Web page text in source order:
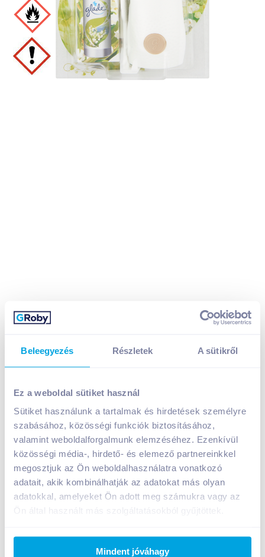
Beleegyezés Részletek A sütikről
Ez a weboldal sütiket használ
Sütiket használunk a tartalmak és hirdetések személyre
szabásához, közösségi funkciók biztosításához,
valamint weboldalforgalmunk elemzéséhez. Ezenkívül
közösségi média-, hirdető- és elemező partnereinkkel
megosztjuk az Ön weboldalhasználatra vonatkozó
adatait, akik kombinálhatják az adatokat más olyan
adatokkal, amelyeket Ön adott meg számukra vagy az
Mindent jóváhagy
Glade Touch & Fresh Muguet légfrissítő minispray 10
Bevásárlólistához adom
Termékleírás a(z)Glade Touch & Fresh Muguet
légfrissítő minispray 10 ml
Koncentrált aeroszolos légfrissítő.
Micsoda gyönyőrű nap! A világ a jácint világos,